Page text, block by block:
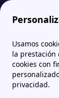
Usamos
la prestación
cookies con
privacidad.